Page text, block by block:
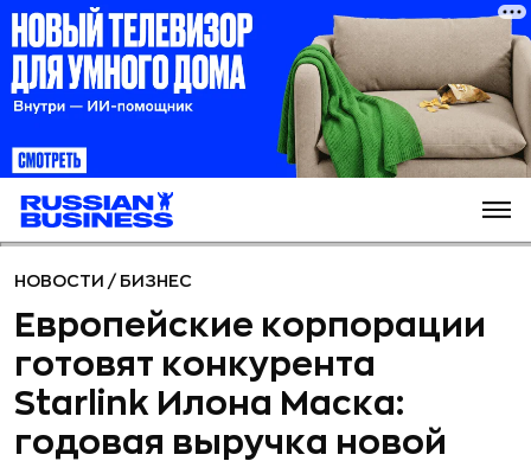
НОВОСТИ / БИЗНЕС
Европейские корпорации
готовят конкурента
Starlink Илона Маска:
годовая выручка новой